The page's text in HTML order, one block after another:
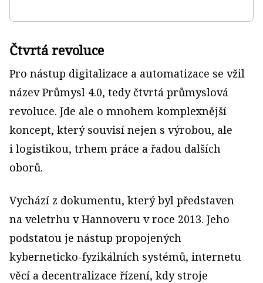
Čtvrtá revoluce
Pro nástup digitalizace a automatizace se vžil
název Průmysl 4.0, tedy čtvrtá průmyslová
revoluce. Jde ale o mnohem komplexnější
koncept, který souvisí nejen s výrobou, ale
i logistikou, trhem práce a řadou dalších
oborů.
Vychází z dokumentu, který byl představen
na veletrhu v Hannoveru v roce 2013. Jeho
podstatou je nástup propojených
kyberneticko­-fyzikálních systémů, internetu
věcí a decentralizace řízení, kdy stroje